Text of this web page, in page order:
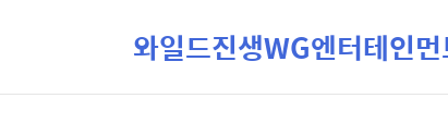
와일드진생WG엔터테